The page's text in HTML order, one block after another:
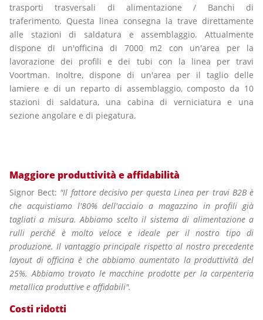
trasporti trasversali di alimentazione / Banchi di
traferimento. Questa linea consegna la trave direttamente
alle stazioni di saldatura e assemblaggio. Attualmente
dispone di un'officina di 7000 m2 con un'area per la
lavorazione dei profili e dei tubi con la linea per travi
Voortman. Inoltre, dispone di un'area per il taglio delle
lamiere e di un reparto di assemblaggio, composto da 10
stazioni di saldatura, una cabina di verniciatura e una
sezione angolare e di piegatura.
Maggiore produttività e affidabilità
Signor Bect: "Il fattore decisivo per questa Linea per travi B2B è
che acquistiamo l'80% dell'acciaio a magazzino in profili già
tagliati a misura. Abbiamo scelto il sistema di alimentazione a
rulli perché è molto veloce e ideale per il nostro tipo di
produzione. Il vantaggio principale rispetto al nostro precedente
layout di officina è che abbiamo aumentato la produttività del
25%. Abbiamo trovato le macchine prodotte per la carpenteria
metallica produttive e affidabili".
Costi ridotti